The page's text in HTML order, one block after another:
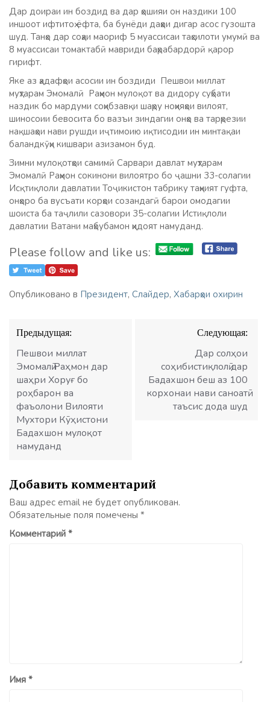
Дар доираи ин боздид ва дар ҳошияи он наздики 100
иншоот ифтитоҳ ёфта, ба бунёди даҳҳои дигар асос гузошта
шуд. Танҳо дар соҳаи маориф 5 муассисаи таҳсилоти умумӣ ва
8 муассисаи томактабӣ мавриди баҳрабардорӣ қарор
гирифт.
Яке аз ҳадафҳои асосии ин боздиди Пешвои миллат
муҳтарам Эмомалӣ Раҳмон мулоқот ва дидору суҳбати
наздик бо мардуми соҳибзавқи шаҳру ноҳияҳои вилоят,
шиносоии бевосита бо вазъи зиндагии онҳо ва тарҳрезии
нақшаҳои нави рушди иҷтимоию иқтисодии ин минтақаи
баландкӯҳи кишвари азизамон буд.
Зимни мулоқотҳои самимӣ Сарвари давлат муҳтарам
Эмомалӣ Раҳмон сокинони вилоятро бо ҷашни 33-солагии
Исқтиқлоли давлатии Тоҷикистон табрику таҳният гуфта,
онҳоро ба вусъати корҳои созандагӣ барои омодагии
шоиста ба таҷлили сазовори 35-солагии Истиқлоли
давлатии Ватани маҳбубамон ҳидоят намуданд.
Please follow and like us:
Опубликовано в Президент, Слайдер, Хабарҳои охирин
Навигация
по
записям
Предыдущая:
Пешвои миллат
Эмомалӣ Раҳмон дар
шаҳри Хоруғ бо
роҳбарон ва
фаъолони Вилояти
Мухтори Кӯҳистони
Бадахшон мулоқот
намуданд
Следующая:
Дар солҳои
соҳибистиқлолӣ дар
Бадахшон беш аз 100
корхонаи нави саноатӣ
таъсис дода шуд
Добавить комментарий
Ваш адрес email не будет опубликован.
Обязательные поля помечены *
Комментарий *
Имя *